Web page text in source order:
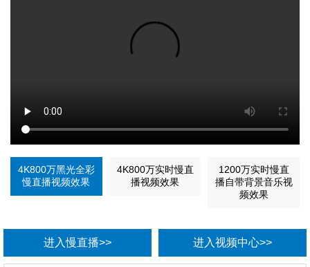
4K800万黑光全彩
慢直播视频效果
4K800万实时慢直
播视频效果
1200万实时慢直
播自带背景音乐视
频效果
进入慢直播>> 进入视频中心>>